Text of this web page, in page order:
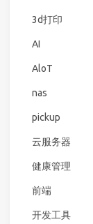
3d打印
AI
AloT
nas
pickup
云服务器
健康管理
前端
开发工具